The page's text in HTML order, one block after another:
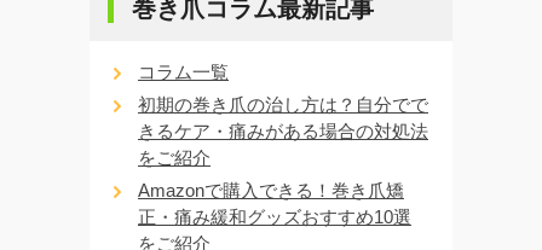
巻き爪コラム最新記事
コラム一覧
初期の巻き爪の治し方は？自分でで
きるケア・痛みがある場合の対処法
をご紹介
Amazonで購入できる！巻き爪矯
正・痛み緩和グッズおすすめ10選
をご紹介